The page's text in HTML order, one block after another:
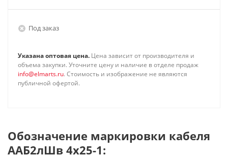
Под заказ
Указана оптовая цена. Цена зависит от производителя и
объема закупки. Уточните цену и наличие в отделе продаж
info@elmarts.ru. Стоимость и изображение не являются
публичной офертой.
Обозначение маркировки кабеля
ААБ2лШв 4х25-1: